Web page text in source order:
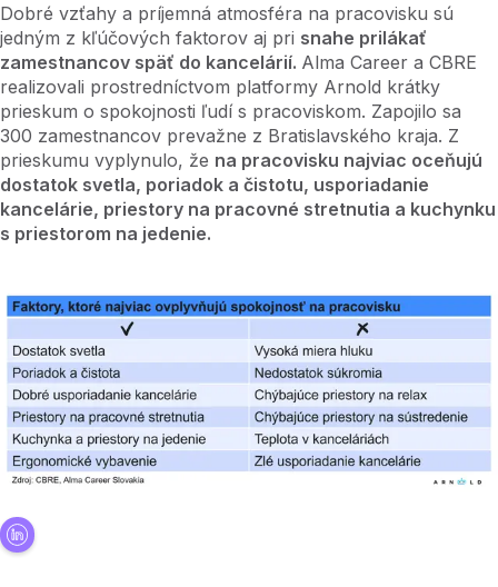
Dobré vzťahy a príjemná atmosféra na pracovisku sú
jedným z kľúčových faktorov aj pri snahe prilákať
zamestnancov späť do kancelárií. Alma Career a CBRE
realizovali prostredníctvom platformy Arnold krátky
prieskum o spokojnosti ľudí s pracoviskom. Zapojilo sa
300 zamestnancov prevažne z Bratislavského kraja. Z
prieskumu vyplynulo, že na pracovisku najviac oceňujú
dostatok svetla, poriadok a čistotu, usporiadanie
kancelárie, priestory na pracovné stretnutia a kuchynku
s priestorom na jedenie.